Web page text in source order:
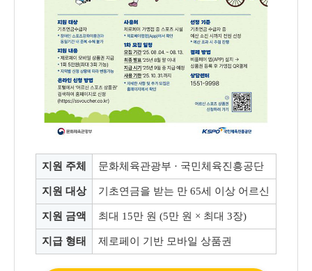
지원 주체 문화체육관광부 · 국민체육진흥공단
지원 대상 기초연금을 받는 만 65세 이상 어르신
지원 금액 최대 15만 원 (5만 원 × 최대 3장)
지급 형태 제로페이 기반 모바일 상품권